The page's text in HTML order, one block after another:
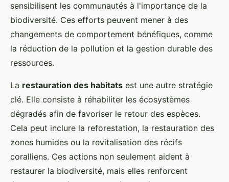
sensibilisent les communautés à l'importance de la
biodiversité. Ces efforts peuvent mener à des
changements de comportement bénéfiques, comme
la réduction de la pollution et la gestion durable des
ressources.
La restauration des habitats est une autre stratégie
clé. Elle consiste à réhabiliter les écosystèmes
dégradés afin de favoriser le retour des espèces.
Cela peut inclure la reforestation, la restauration des
zones humides ou la revitalisation des récifs
coralliens. Ces actions non seulement aident à
restaurer la biodiversité, mais elles renforcent